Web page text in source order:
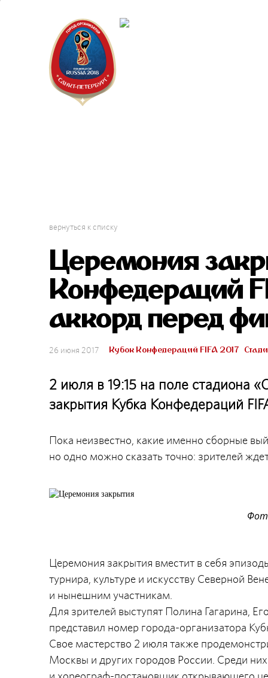
вернуться к списку
Церемония
Конфедераций
аккорд перед
26 июня 2017 Кубок Конфедераций FIFA 2017
2 июля в 19:15 на поле стадиона
закрытия Кубка Конфедераций
Пока неизвестно, какие именно сборные
но одно можно сказать точно: зрителей
Церемония закрытия вместит в себя
турнира, культуре и искусству Северной
и нынешним участникам.
Для зрителей выступят Полина Гагарина,
представил номер города-организатора
Свое мастерство 2 июля также
Москвы и других городов России. Среди